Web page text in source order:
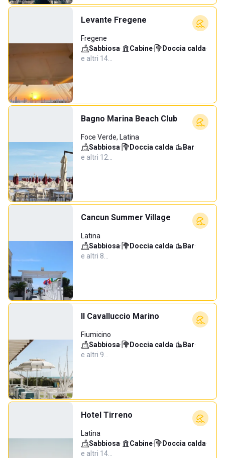
Levante Fregene
Fregene
Sabbiosa· Cabine· Doccia calda·
e altri 14…
Bagno Marina Beach Club
Foce Verde, Latina
Sabbiosa· Doccia calda· Bar·
e altri 12…
Cancun Summer Village
Latina
Sabbiosa· Doccia calda· Bar·
e altri 8…
Il Cavalluccio Marino
Fiumicino
Sabbiosa· Doccia calda· Bar·
e altri 9…
Hotel Tirreno
Latina
Sabbiosa· Cabine· Doccia calda·
e altri 14…